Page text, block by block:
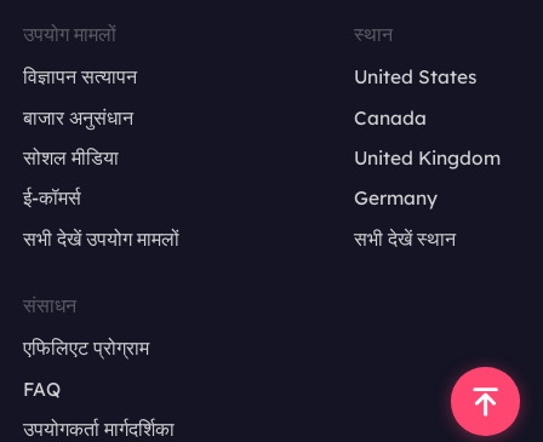
उपयोग मामलों
विज्ञापन सत्यापन
बाजार अनुसंधान
सोशल मीडिया
ई-कॉमर्स
सभी देखें उपयोग मामलों
स्थान
United States
Canada
United Kingdom
Germany
सभी देखें स्थान
संसाधन
एफिलिएट प्रोग्राम
FAQ
उपयोगकर्ता मार्गदर्शिका